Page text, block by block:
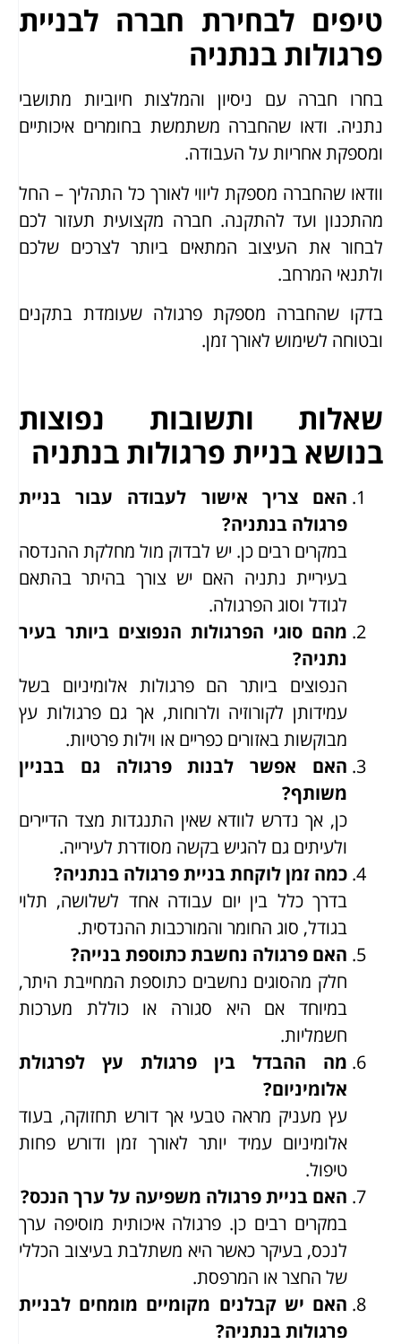
טיפים לבחירת חברה לבניית
פרגולות בנתניה
בחרו חברה עם ניסיון והמלצות חיוביות מתושבי
נתניה. ודאו שהחברה משתמשת בחומרים איכותיים
ומספקת אחריות על העבודה.
וודאו שהחברה מספקת ליווי לאורך כל התהליך – החל
מהתכנון ועד להתקנה. חברה מקצועית תעזור לכם
לבחור את העיצוב המתאים ביותר לצרכים שלכם
ולתנאי המרחב.
בדקו שהחברה מספקת פרגולה שעומדת בתקנים
ובטוחה לשימוש לאורך זמן.
שאלות ותשובות נפוצות
בנושא בניית פרגולות בנתניה
האם צריך אישור לעבודה עבור בניית
פרגולה בנתניה?
במקרים רבים כן. יש לבדוק מול מחלקת ההנדסה
בעיריית נתניה האם יש צורך בהיתר בהתאם
לגודל וסוג הפרגולה.
מהם סוגי הפרגולות הנפוצים ביותר בעיר
נתניה?
הנפוצים ביותר הם פרגולות אלומיניום בשל
עמידותן לקורוזיה ולרוחות, אך גם פרגולות עץ
מבוקשות באזורים כפריים או וילות פרטיות.
האם אפשר לבנות פרגולה גם בבניין
משותף?
כן, אך נדרש לוודא שאין התנגדות מצד הדיירים
ולעיתים גם להגיש בקשה מסודרת לעירייה.
כמה זמן לוקחת בניית פרגולה בנתניה?
בדרך כלל בין יום עבודה אחד לשלושה, תלוי
בגודל, סוג החומר והמורכבות ההנדסית.
האם פרגולה נחשבת כתוספת בנייה?
חלק מהסוגים נחשבים כתוספת המחייבת היתר,
במיוחד אם היא סגורה או כוללת מערכות
חשמליות.
מה ההבדל בין פרגולת עץ לפרגולת
אלומיניום?
עץ מעניק מראה טבעי אך דורש תחזוקה, בעוד
אלומיניום עמיד יותר לאורך זמן ודורש פחות
טיפול.
האם בניית פרגולה משפיעה על ערך הנכס?
במקרים רבים כן. פרגולה איכותית מוסיפה ערך
לנכס, בעיקר כאשר היא משתלבת בעיצוב הכללי
של החצר או המרפסת.
האם יש קבלנים מקומיים מומחים לבניית
פרגולות בנתניה?